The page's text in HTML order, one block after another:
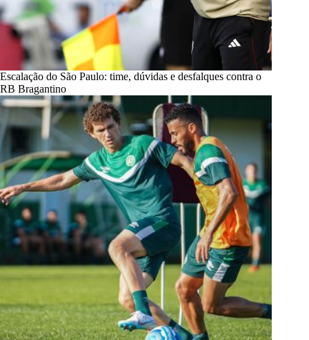
Escalação do São Paulo: time, dúvidas e desfalques contra o
RB Bragantino